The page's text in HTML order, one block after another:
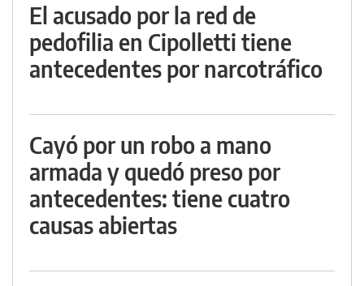
El acusado por la red de
pedofilia en Cipolletti tiene
antecedentes por narcotráfico
Cayó por un robo a mano
armada y quedó preso por
antecedentes: tiene cuatro
causas abiertas